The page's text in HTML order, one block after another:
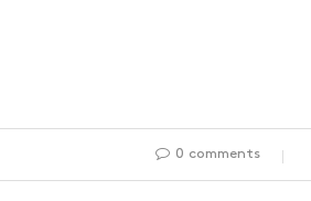
0 comments